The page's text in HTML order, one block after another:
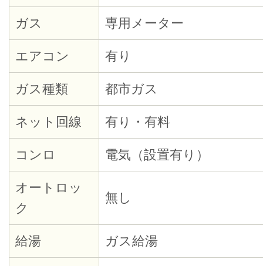
ガス 専用メーター
エアコン 有り
ガス種類 都市ガス
ネット回線 有り・有料
コンロ 電気（設置有り）
オートロッ
ク
無し
給湯 ガス給湯